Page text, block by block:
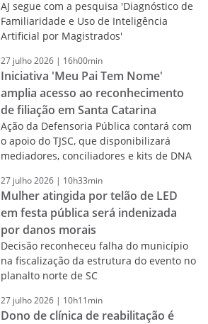
AJ segue com a pesquisa 'Diagnóstico de
Familiaridade e Uso de Inteligência
Artificial por Magistrados'
27 julho2026 | 16h00min
Iniciativa 'Meu Pai Tem Nome'
amplia acesso ao reconhecimento
de filiação em Santa Catarina
Ação da Defensoria Pública contará com
o apoio do TJSC, que disponibilizará
mediadores, conciliadores e kits de DNA
27 julho2026 | 10h33min
Mulher atingida por telão de LED
em festa pública será indenizada
por danos morais
Decisão reconheceu falha do município
na fiscalização da estrutura do evento no
planalto norte de SC
27 julho2026 | 10h11min
Dono de clínica de reabilitação é